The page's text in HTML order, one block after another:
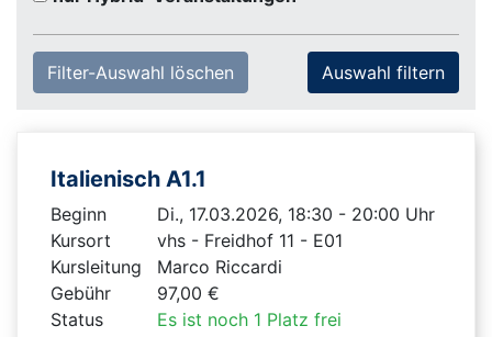
Filter-Auswahl löschen
Italienisch A1.1
Beginn
Di., 17.03.2026, 18:30 - 20:00 Uhr
Kursort
vhs - Freidhof 11 - E01
Kursleitung
Marco Riccardi
Gebühr
97,00 €
Status
Es ist noch 1 Platz frei